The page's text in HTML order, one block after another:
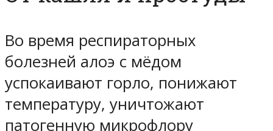
Во время респираторных
болезней алоэ с мёдом
успокаивают горло, понижают
температуру, уничтожают
патогенную микрофлору